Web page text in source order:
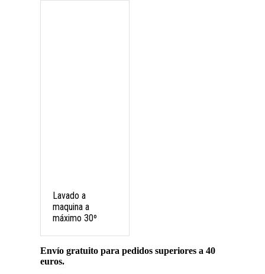
Lavado a
maquina a
máximo 30º
Envío gratuito para pedidos superiores a 40
euros.